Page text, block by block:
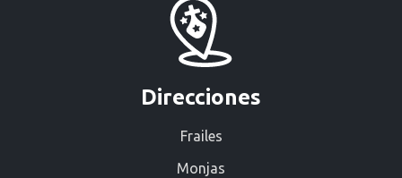
Direcciones
Frailes
Monjas